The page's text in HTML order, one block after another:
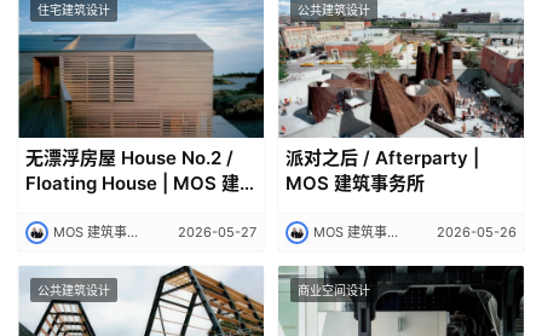
住宅建筑设计
无漂浮房屋 House No.2 /
Floating House | MOS 建
MOS 建筑事务所｜MOS 2026-05-27
公共建筑设计
派对之后 / Afterparty |
MOS 建筑事务所
MOS 建筑事务所｜MOS 2026-05-26
公共建筑设计 商业空间设计